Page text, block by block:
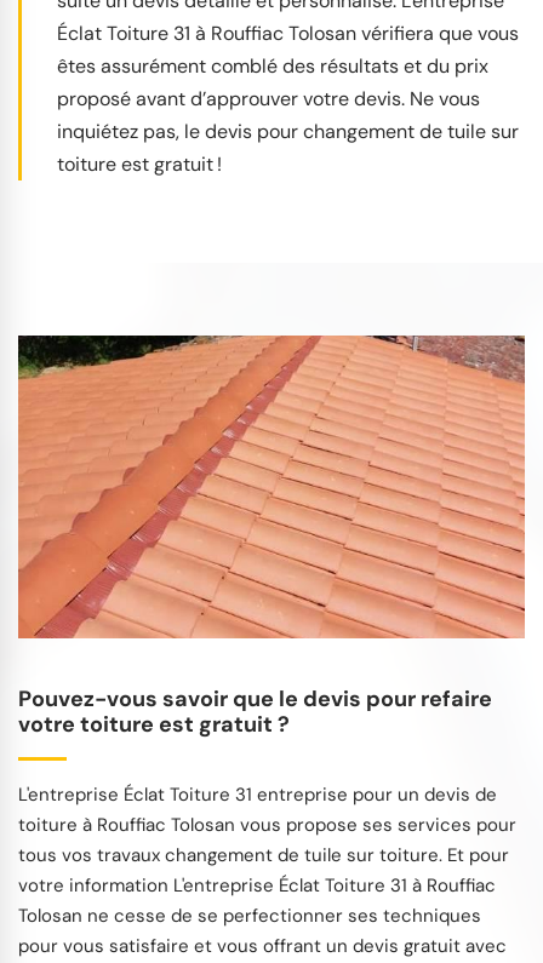
Éclat Toiture 31 à Rouffiac Tolosan vérifiera que vous
êtes assurément comblé des résultats et du prix
proposé avant d’approuver votre devis. Ne vous
inquiétez pas, le devis pour changement de tuile sur
toiture est gratuit !
Pouvez-vous savoir que le devis pour refaire
votre toiture est gratuit ?
L'entreprise Éclat Toiture 31 entreprise pour un devis de
toiture à Rouffiac Tolosan vous propose ses services pour
tous vos travaux changement de tuile sur toiture. Et pour
votre information L'entreprise Éclat Toiture 31 à Rouffiac
Tolosan ne cesse de se perfectionner ses techniques
pour vous satisfaire et vous offrant un devis gratuit avec